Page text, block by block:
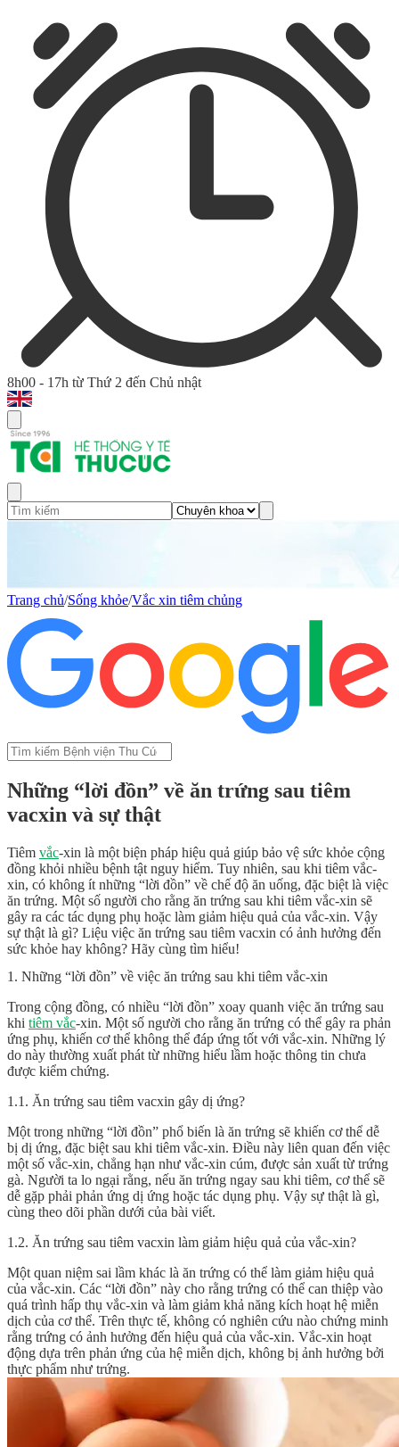
8h00 - 17h từ Thứ 2 đến Chủ nhật
Trang chủ/Sống khỏe/Vắc xin tiêm chủng
Những “lời đồn” về ăn trứng sau tiêm
vacxin và sự thật
Tiêm vắc-xin là một biện pháp hiệu quả giúp bảo vệ sức khỏe cộng
đồng khỏi nhiều bệnh tật nguy hiểm. Tuy nhiên, sau khi tiêm vắc-
xin, có không ít những “lời đồn” về chế độ ăn uống, đặc biệt là việc
ăn trứng. Một số người cho rằng ăn trứng sau khi tiêm vắc-xin sẽ
gây ra các tác dụng phụ hoặc làm giảm hiệu quả của vắc-xin. Vậy
sự thật là gì? Liệu việc ăn trứng sau tiêm vacxin có ảnh hưởng đến
sức khỏe hay không? Hãy cùng tìm hiểu!
1. Những “lời đồn” về việc ăn trứng sau khi tiêm vắc-xin
Trong cộng đồng, có nhiều “lời đồn” xoay quanh việc ăn trứng sau
khi tiêm vắc-xin. Một số người cho rằng ăn trứng có thể gây ra phản
ứng phụ, khiến cơ thể không thể đáp ứng tốt với vắc-xin. Những lý
do này thường xuất phát từ những hiểu lầm hoặc thông tin chưa
được kiểm chứng.
1.1. Ăn trứng sau tiêm vacxin gây dị ứng?
Một trong những “lời đồn” phổ biến là ăn trứng sẽ khiến cơ thể dễ
bị dị ứng, đặc biệt sau khi tiêm vắc-xin. Điều này liên quan đến việc
một số vắc-xin, chẳng hạn như vắc-xin cúm, được sản xuất từ trứng
gà. Người ta lo ngại rằng, nếu ăn trứng ngay sau khi tiêm, cơ thể sẽ
dễ gặp phải phản ứng dị ứng hoặc tác dụng phụ. Vậy sự thật là gì,
cùng theo dõi phần dưới của bài viết.
1.2. Ăn trứng sau tiêm vacxin làm giảm hiệu quả của vắc-xin?
Một quan niệm sai lầm khác là ăn trứng có thể làm giảm hiệu quả
của vắc-xin. Các “lời đồn” này cho rằng trứng có thể can thiệp vào
quá trình hấp thụ vắc-xin và làm giảm khả năng kích hoạt hệ miễn
dịch của cơ thể. Trên thực tế, không có nghiên cứu nào chứng minh
rằng trứng có ảnh hưởng đến hiệu quả của vắc-xin. Vắc-xin hoạt
động dựa trên phản ứng của hệ miễn dịch, không bị ảnh hưởng bởi
thực phẩm như trứng.